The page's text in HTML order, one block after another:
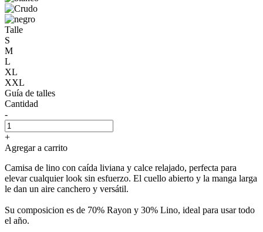
Talle
S
M
L
XL
XXL
Guía de talles
Cantidad
-
+
Agregar a carrito
Camisa de lino con caída liviana y calce relajado, perfecta para
elevar cualquier look sin esfuerzo. El cuello abierto y la manga larga
le dan un aire canchero y versátil.
Su composicion es de 70% Rayon y 30% Lino, ideal para usar todo
el año.